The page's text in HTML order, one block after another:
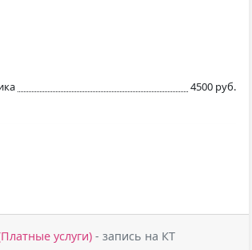
4500 руб.
услуги) - запись на КТ